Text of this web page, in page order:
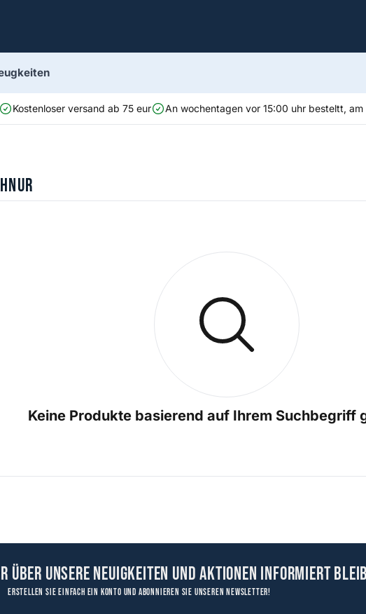
Kostenloser versand ab 75 eur An wochentagen vor 15:00 uhr besteltt,
Keine Produkte basierend auf Ihrem Suchbegriff
über unsere Neuigkeiten und Aktionen informiert
Erstellen Sie einfach ein Konto und abonnieren Sie unseren Newsletter!